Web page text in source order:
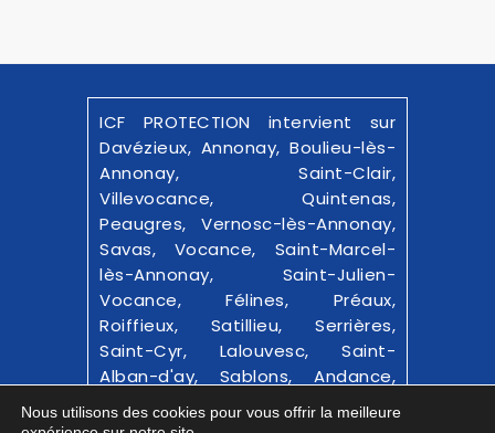
ICF PROTECTION intervient sur
Davézieux, Annonay, Boulieu-lès-
Annonay, Saint-Clair,
Villevocance, Quintenas,
Peaugres, Vernosc-lès-Annonay,
Savas, Vocance, Saint-Marcel-
lès-Annonay, Saint-Julien-
Vocance, Félines, Préaux,
Roiffieux, Satillieu, Serrières,
Saint-Cyr, Lalouvesc, Saint-
Alban-d'ay, Sablons, Andance,
Bourg-Argental et alentours.
Nous utilisons des cookies pour vous offrir la meilleure